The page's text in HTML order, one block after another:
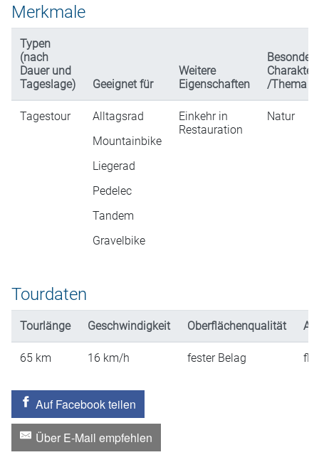
Merkmale
Typen
(nach
Dauer und
Tageslage)
Geeignet für
Weitere
Eigenschaften
Besondere
/Thema
Tagestour
Alltagsrad
Mountainbike
Liegerad
Pedelec
Tandem
Gravelbike
Einkehr in
Restauration
Natur
Tourdaten
Tourlänge Geschwindigkeit Oberflächenqualität
65 km 16 km/h fester Belag
Auf Facebook teilen
Über E-Mail empfehlen